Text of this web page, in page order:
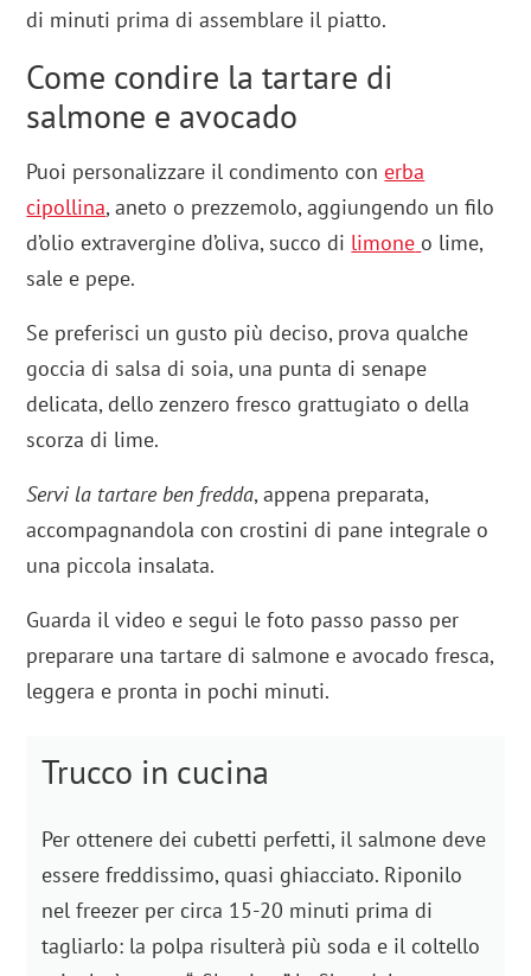
di minuti prima di assemblare il piatto.
Come condire la tartare di
salmone e avocado
Puoi personalizzare il condimento conerba
cipollina, aneto o prezzemolo, aggiungendo un filo
d’olio extravergine d’oliva, succo di limone o lime,
sale e pepe.
Se preferisci un gusto più deciso, prova qualche
goccia di salsa di soia, una punta di senape
delicata, dello zenzero fresco grattugiato o della
scorza di lime.
Servi la tartare ben fredda, appena preparata,
accompagnandola con crostini di pane integrale o
una piccola insalata.
Guarda il video e segui le foto passo passo per
preparare una tartare di salmone e avocado fresca,
leggera e pronta in pochi minuti.
Trucco in cucina
Per ottenere dei cubetti perfetti, il salmone deve
essere freddissimo, quasi ghiacciato. Riponilo
nel freezer per circa 15-20 minuti prima di
tagliarlo: la polpa risulterà più soda e il coltello